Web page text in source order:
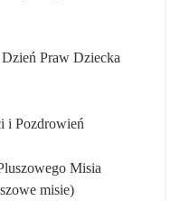
Praw Dziecka
i Pozdrowień
Misia
misie)